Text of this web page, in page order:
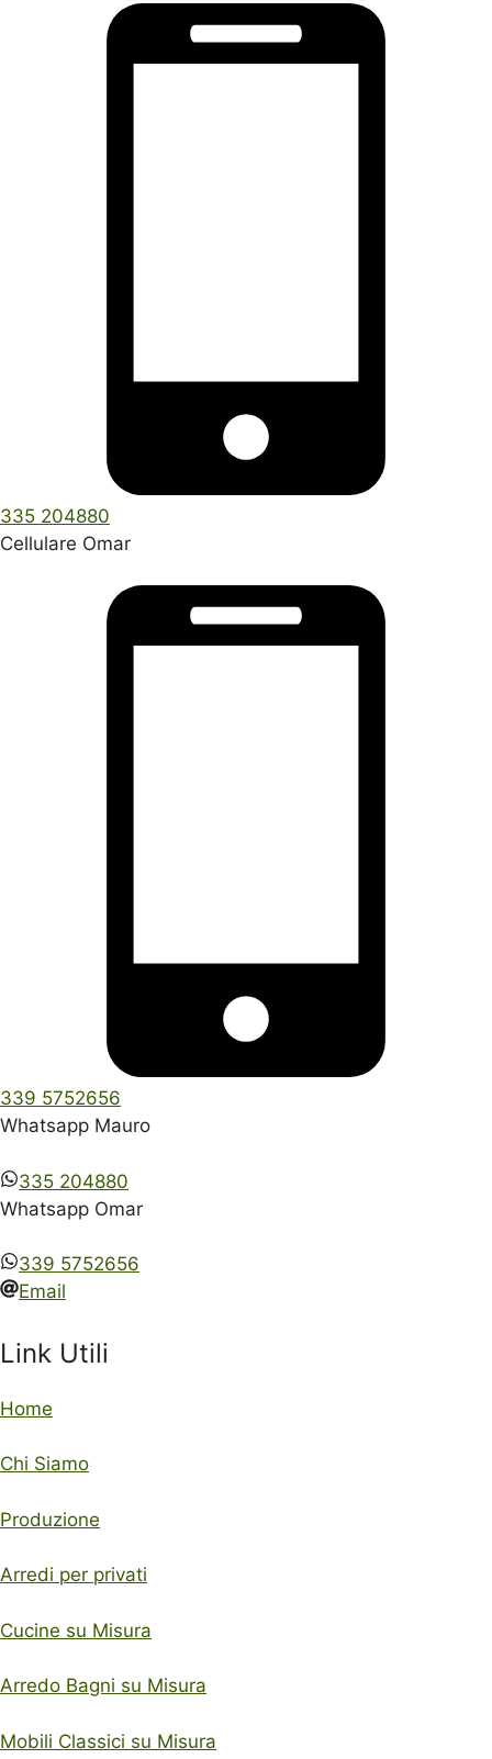
335 204880
Cellulare Omar
339 5752656
Whatsapp Mauro
335 204880
Whatsapp Omar
339 5752656
Email
Link Utili
Home
Chi Siamo
Produzione
Arredi per privati
Cucine su Misura
Arredo Bagni su Misura
Mobili Classici su Misura